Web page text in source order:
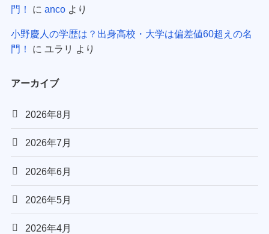
門！
に ancoより
小野慶人の学歴は？出身高校・大学は偏差値60超えの名
門！
に ユラリ より
アーカイブ
2026年8月
2026年7月
2026年6月
2026年5月
2026年4月